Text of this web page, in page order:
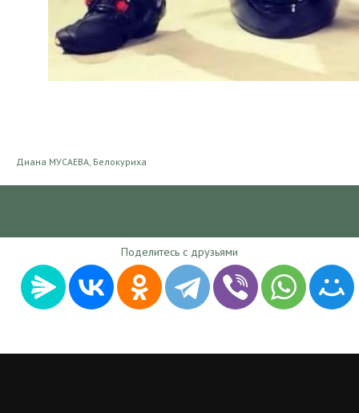
Диана МУСАЕВА, Белокуриха
Поделитесь с друзьями